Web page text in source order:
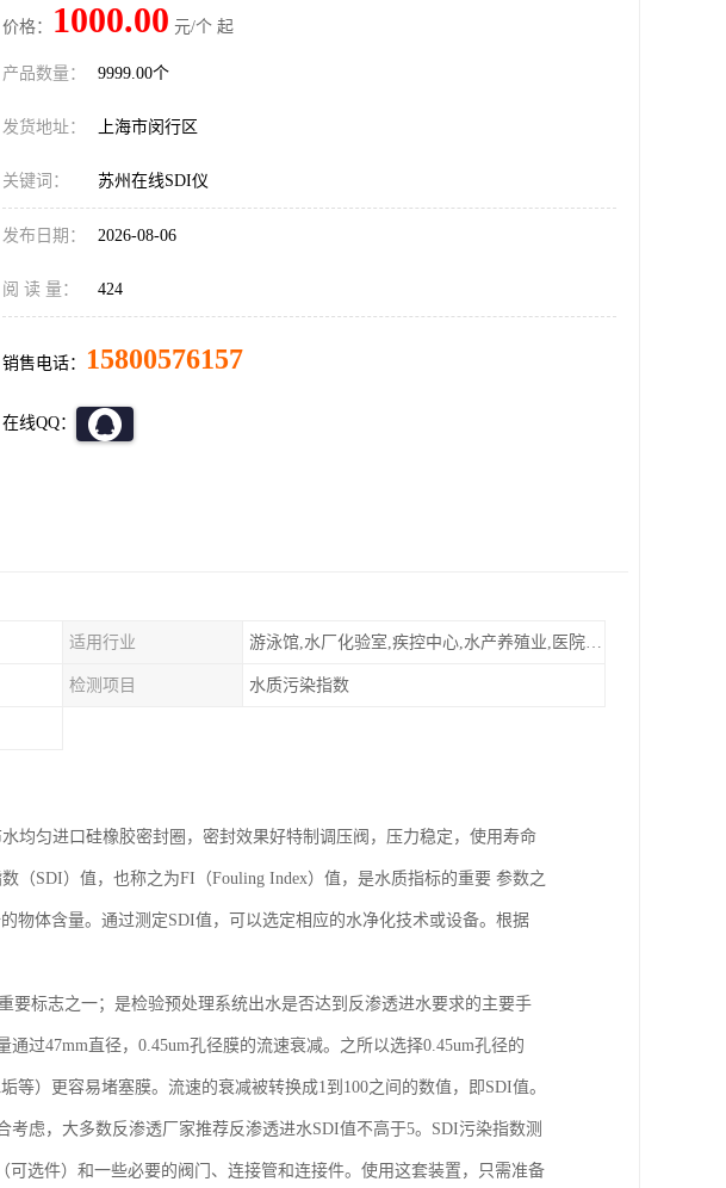
价格： 1000.00 元/个 起
产品数量： 9999.00个
发货地址： 上海市闵行区
关键词： 苏州在线SDI仪
发布日期： 2026-08-06
阅 读 量： 424
销售电话： 15800576157
在线QQ：
适用行业 游泳馆,水厂化验室,疾控中心,水产养殖业,医院,食品饮料，纯水制作，海水淡化
检测项目 水质污染指数
匀进口硅橡胶密封圈，密封效果好特制调压阀，压力稳定，使用寿命
（SDI）值，也称之为FI（Fouling Index）值，是水质指标的重要 参数之
物体含量。通过测定SDI值，可以选定相应的水净化技术或设备。根据
标志之一；是检验预处理系统出水是否达到反渗透进水要求的主要手
过47mm直径，0.45um孔径膜的流速衰减。之所以选择0.45um孔径的
）更容易堵塞膜。流速的衰减被转换成1到100之间的数值，即SDI值。
虑，大多数反渗透厂家推荐反渗透进水SDI值不高于5。SDI污染指数测
选件）和一些必要的阀门、连接管和连接件。使用这套装置，只需准备